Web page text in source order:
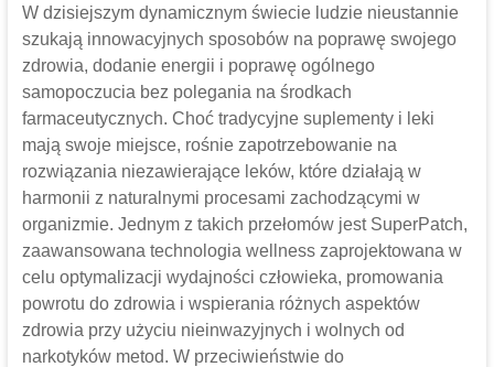
W dzisiejszym dynamicznym świecie ludzie nieustannie
szukają innowacyjnych sposobów na poprawę swojego
zdrowia, dodanie energii i poprawę ogólnego
samopoczucia bez polegania na środkach
farmaceutycznych. Choć tradycyjne suplementy i leki
mają swoje miejsce, rośnie zapotrzebowanie na
rozwiązania niezawierające leków, które działają w
harmonii z naturalnymi procesami zachodzącymi w
organizmie. Jednym z takich przełomów jest SuperPatch,
zaawansowana technologia wellness zaprojektowana w
celu optymalizacji wydajności człowieka, promowania
powrotu do zdrowia i wspierania różnych aspektów
zdrowia przy użyciu nieinwazyjnych i wolnych od
narkotyków metod. W przeciwieństwie do